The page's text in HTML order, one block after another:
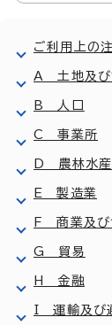
ご利用上の
A 土地及び
B 人口
C 事業所
D 農林水産
E 製造業
F 商業及び
G 貿易
H 金融
I 運輸及び